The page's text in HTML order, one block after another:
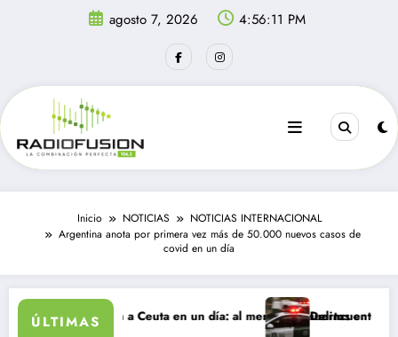
agosto 7, 2026 4:56:11 PM
Inicio NOTICIAS
NOTICIAS INTERNACIONAL
Argentina anota por primera vez más de 50.000 nuevos casos de
covid en un día
ÚLTIMAS
ingresan a Ceuta en un día: al menos 34 muertos en la crisis.
Delincuentes matan a